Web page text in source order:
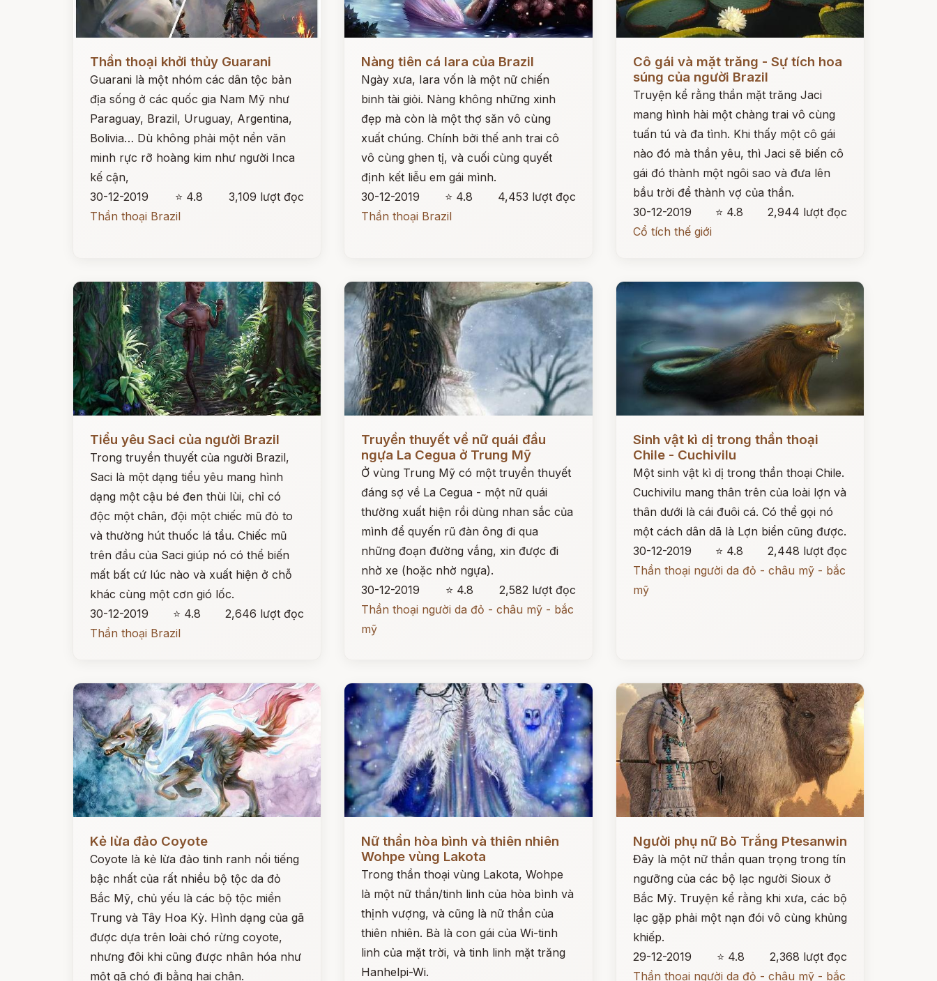
Đọc ngay
Thần thoại khởi thủy Guarani
Guarani là một nhóm các dân tộc bản
địa sống ở các quốc gia Nam Mỹ như
Paraguay, Brazil, Uruguay, Argentina,
Bolivia… Dù không phải một nền văn
minh rực rỡ hoàng kim như người Inca
kế cận,
30-12-2019
⭐ 4.8
3,109 lượt đọc
Thần thoại Brazil
Nàng tiên cá Iara của Brazil
Ngày xưa, Iara vốn là một nữ chiến
binh tài giỏi. Nàng không những xinh
đẹp mà còn là một thợ săn vô cùng
xuất chúng. Chính bởi thế anh trai cô
vô cùng ghen tị, và cuối cùng quyết
định kết liễu em gái mình.
30-12-2019
⭐ 4.8
4,453 lượt đọc
Thần thoại Brazil
Cô gái và mặt trăng - Sự tích hoa
súng của người Brazil
Truyện kể rằng thần mặt trăng Jaci
mang hình hài một chàng trai vô cùng
tuấn tú và đa tình. Khi thấy một cô gái
nào đó mà thần yêu, thì Jaci sẽ biến cô
gái đó thành một ngôi sao và đưa lên
bầu trời để thành vợ của thần.
30-12-2019
⭐ 4.8
2,944 lượt đọc
Cổ tích thế giới
Đọc ngay
Tiểu yêu Saci của người Brazil
Trong truyền thuyết của người Brazil,
Saci là một dạng tiểu yêu mang hình
dạng một cậu bé đen thùi lùi, chỉ có
độc một chân, đội một chiếc mũ đỏ to
và thường hút thuốc lá tẩu. Chiếc mũ
trên đầu của Saci giúp nó có thể biến
mất bất cứ lúc nào và xuất hiện ở chỗ
khác cùng một cơn gió lốc.
30-12-2019
⭐ 4.8
2,646 lượt đọc
Thần thoại Brazil
Đọc ngay
Truyền thuyết về nữ quái đầu
ngựa La Cegua ở Trung Mỹ
Ở vùng Trung Mỹ có một truyền thuyết
đáng sợ về La Cegua - một nữ quái
thường xuất hiện rồi dùng nhan sắc của
mình để quyến rũ đàn ông đi qua
những đoạn đường vắng, xin được đi
nhờ xe (hoặc nhờ ngựa).
30-12-2019
⭐ 4.8
2,582 lượt đọc
Thần thoại người da đỏ - châu mỹ - bắc
mỹ
Sinh vật kì dị trong thần thoại
Chile - Cuchivilu
Một sinh vật kì dị trong thần thoại Chile.
Cuchivilu mang thân trên của loài lợn và
thân dưới là cái đuôi cá. Có thể gọi nó
một cách dân dã là Lợn biển cũng được.
30-12-2019
⭐ 4.8
2,448 lượt đọc
Thần thoại người da đỏ - châu mỹ - bắc
mỹ
Kẻ lừa đảo Coyote
Coyote là kẻ lừa đảo tinh ranh nổi tiếng
bậc nhất của rất nhiều bộ tộc da đỏ
Bắc Mỹ, chủ yếu là các bộ tộc miền
Trung và Tây Hoa Kỳ. Hình dạng của gã
được dựa trên loài chó rừng coyote,
nhưng đôi khi cũng được nhân hóa như
một gã chó đi bằng hai chân.
Nữ thần hòa bình và thiên nhiên
Wohpe vùng Lakota
Trong thần thoại vùng Lakota, Wohpe
là một nữ thần/tinh linh của hòa bình và
thịnh vượng, và cũng là nữ thần của
thiên nhiên. Bà là con gái của Wi-tinh
linh của mặt trời, và tinh linh mặt trăng
Hanhelpi-Wi.
Người phụ nữ Bò Trắng Ptesanwin
Đây là một nữ thần quan trọng trong tín
ngưỡng của các bộ lạc người Sioux ở
Bắc Mỹ. Truyện kể rằng khi xưa, các bộ
lạc gặp phải một nạn đói vô cùng khủng
khiếp.
29-12-2019
⭐ 4.8
2,368 lượt đọc
Thần thoại người da đỏ - châu mỹ - bắc